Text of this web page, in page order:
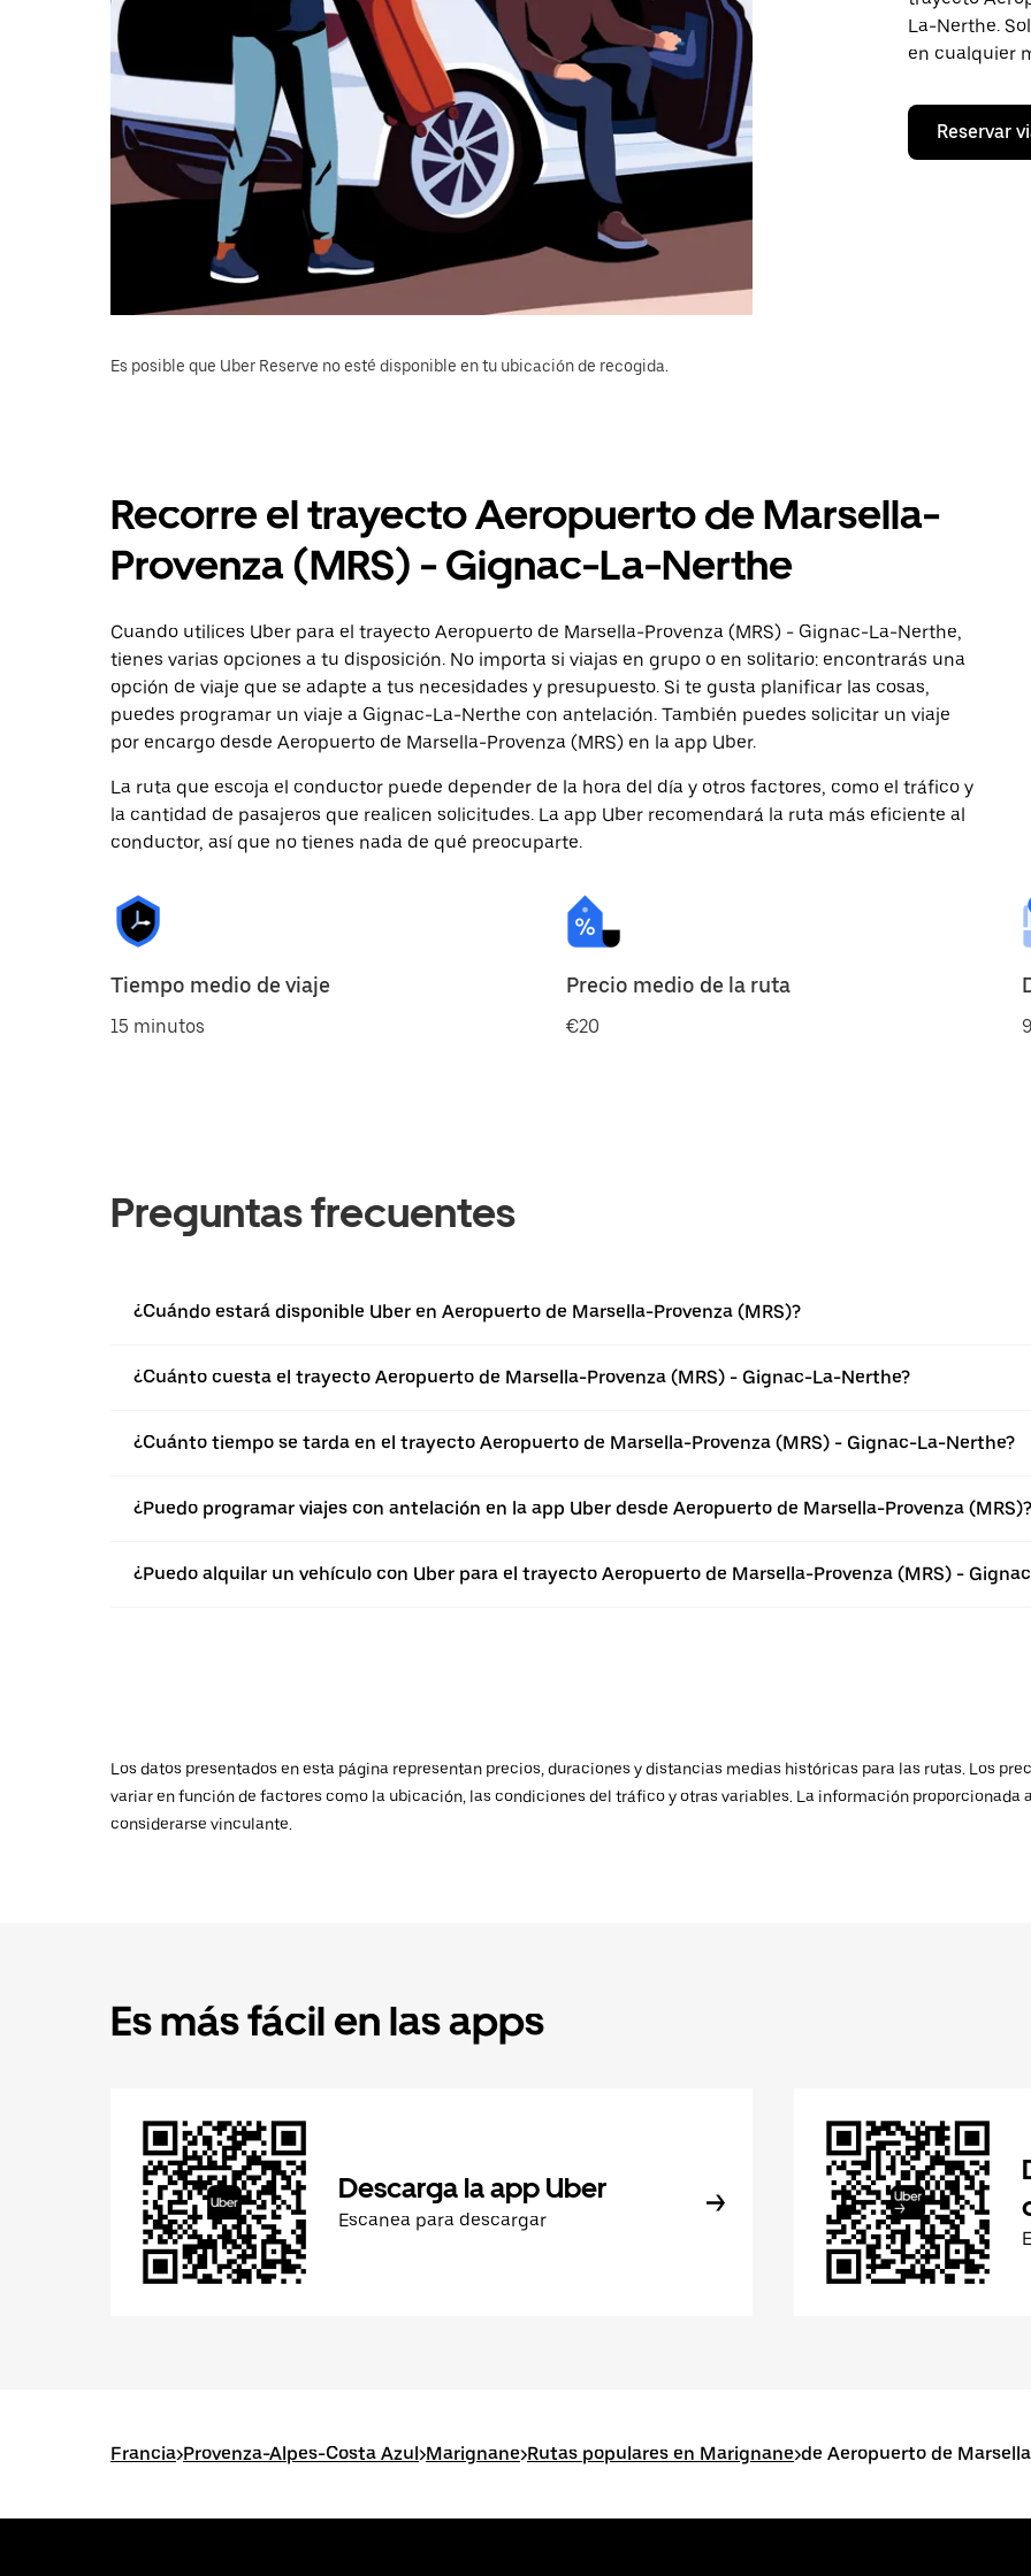
La-Nerthe.
en cualquier
Reservar
Es posible que Uber Reserve no esté disponible en tu ubicación de recogida.
Recorre el trayecto Aeropuerto de Marsella-
Provenza (MRS) - Gignac-La-Nerthe
Cuando utilices Uber para el trayecto Aeropuerto de Marsella-Provenza (MRS) - Gignac-La-Nerthe,
tienes varias opciones a tu disposición. No importa si viajas en grupo o en solitario: encontrarás una
opción de viaje que se adapte a tus necesidades y presupuesto. Si te gusta planificar las cosas,
puedes programar un viaje a Gignac-La-Nerthe con antelación. También puedes solicitar un viaje
por encargo desde Aeropuerto de Marsella-Provenza (MRS) en la app Uber.
La ruta que escoja el conductor puede depender de la hora del día y otros factores, como el tráfico y
la cantidad de pasajeros que realicen solicitudes. La app Uber recomendará la ruta más eficiente al
conductor, así que no tienes nada de qué preocuparte.
Tiempo medio de viaje
15 minutos
Precio medio de la ruta
€20
Preguntas frecuentes
¿Cuándo estará disponible Uber en Aeropuerto de Marsella-Provenza (MRS)?
¿Cuánto cuesta el trayecto Aeropuerto de Marsella-Provenza (MRS) - Gignac-La-Nerthe?
¿Cuánto tiempo se tarda en el trayecto Aeropuerto de Marsella-Provenza (MRS) - Gignac-La-Nerthe?
¿Puedo programar viajes con antelación en la app Uber desde Aeropuerto de Marsella-Provenza (MRS)?
¿Puedo alquilar un vehículo con Uber para el trayecto Aeropuerto de Marsella-Provenza (MRS) -
Los datos presentados en esta página representan precios, duraciones y distancias medias históricas para las rutas. Los
variar en función de factores como la ubicación, las condiciones del tráfico y otras variables. La información proporcionada
considerarse vinculante.
Es más fácil en las apps
Descarga la app Uber
Escanea para descargar
Francia>Provenza-Alpes-Costa Azul>Marignane>Rutas populares en Marignane>de Aeropuerto de